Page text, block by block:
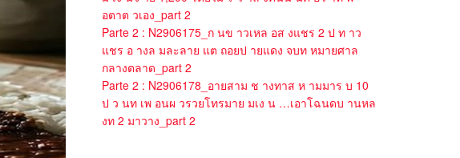
อตาต วเอง_part 2
Parte 2 : N2906175_ก นข าวเหล อส งแชร 2 ป ท าว
แชร อ างล มละลาย แต ถอยป ายแดง จบท หมายศาล
กลางตลาด_part 2
Parte 2 : N2906178_อายสาม ช างทาส ห ามมาร บ 10
ป ว นท เพ อนผ วรวยโทรมาย มเง น …เอาโฉนดบ านหล
งท 2 มาวาง_part 2